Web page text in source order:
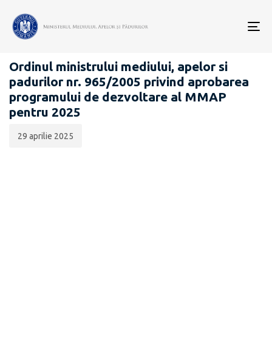
PROIECTE ACTE NORMATIVE
Ordinul ministrului mediului, apelor si
padurilor nr. 965/2005 privind aprobarea
programului de dezvoltare al MMAP
pentru 2025
publicării:
29 aprilie 2025